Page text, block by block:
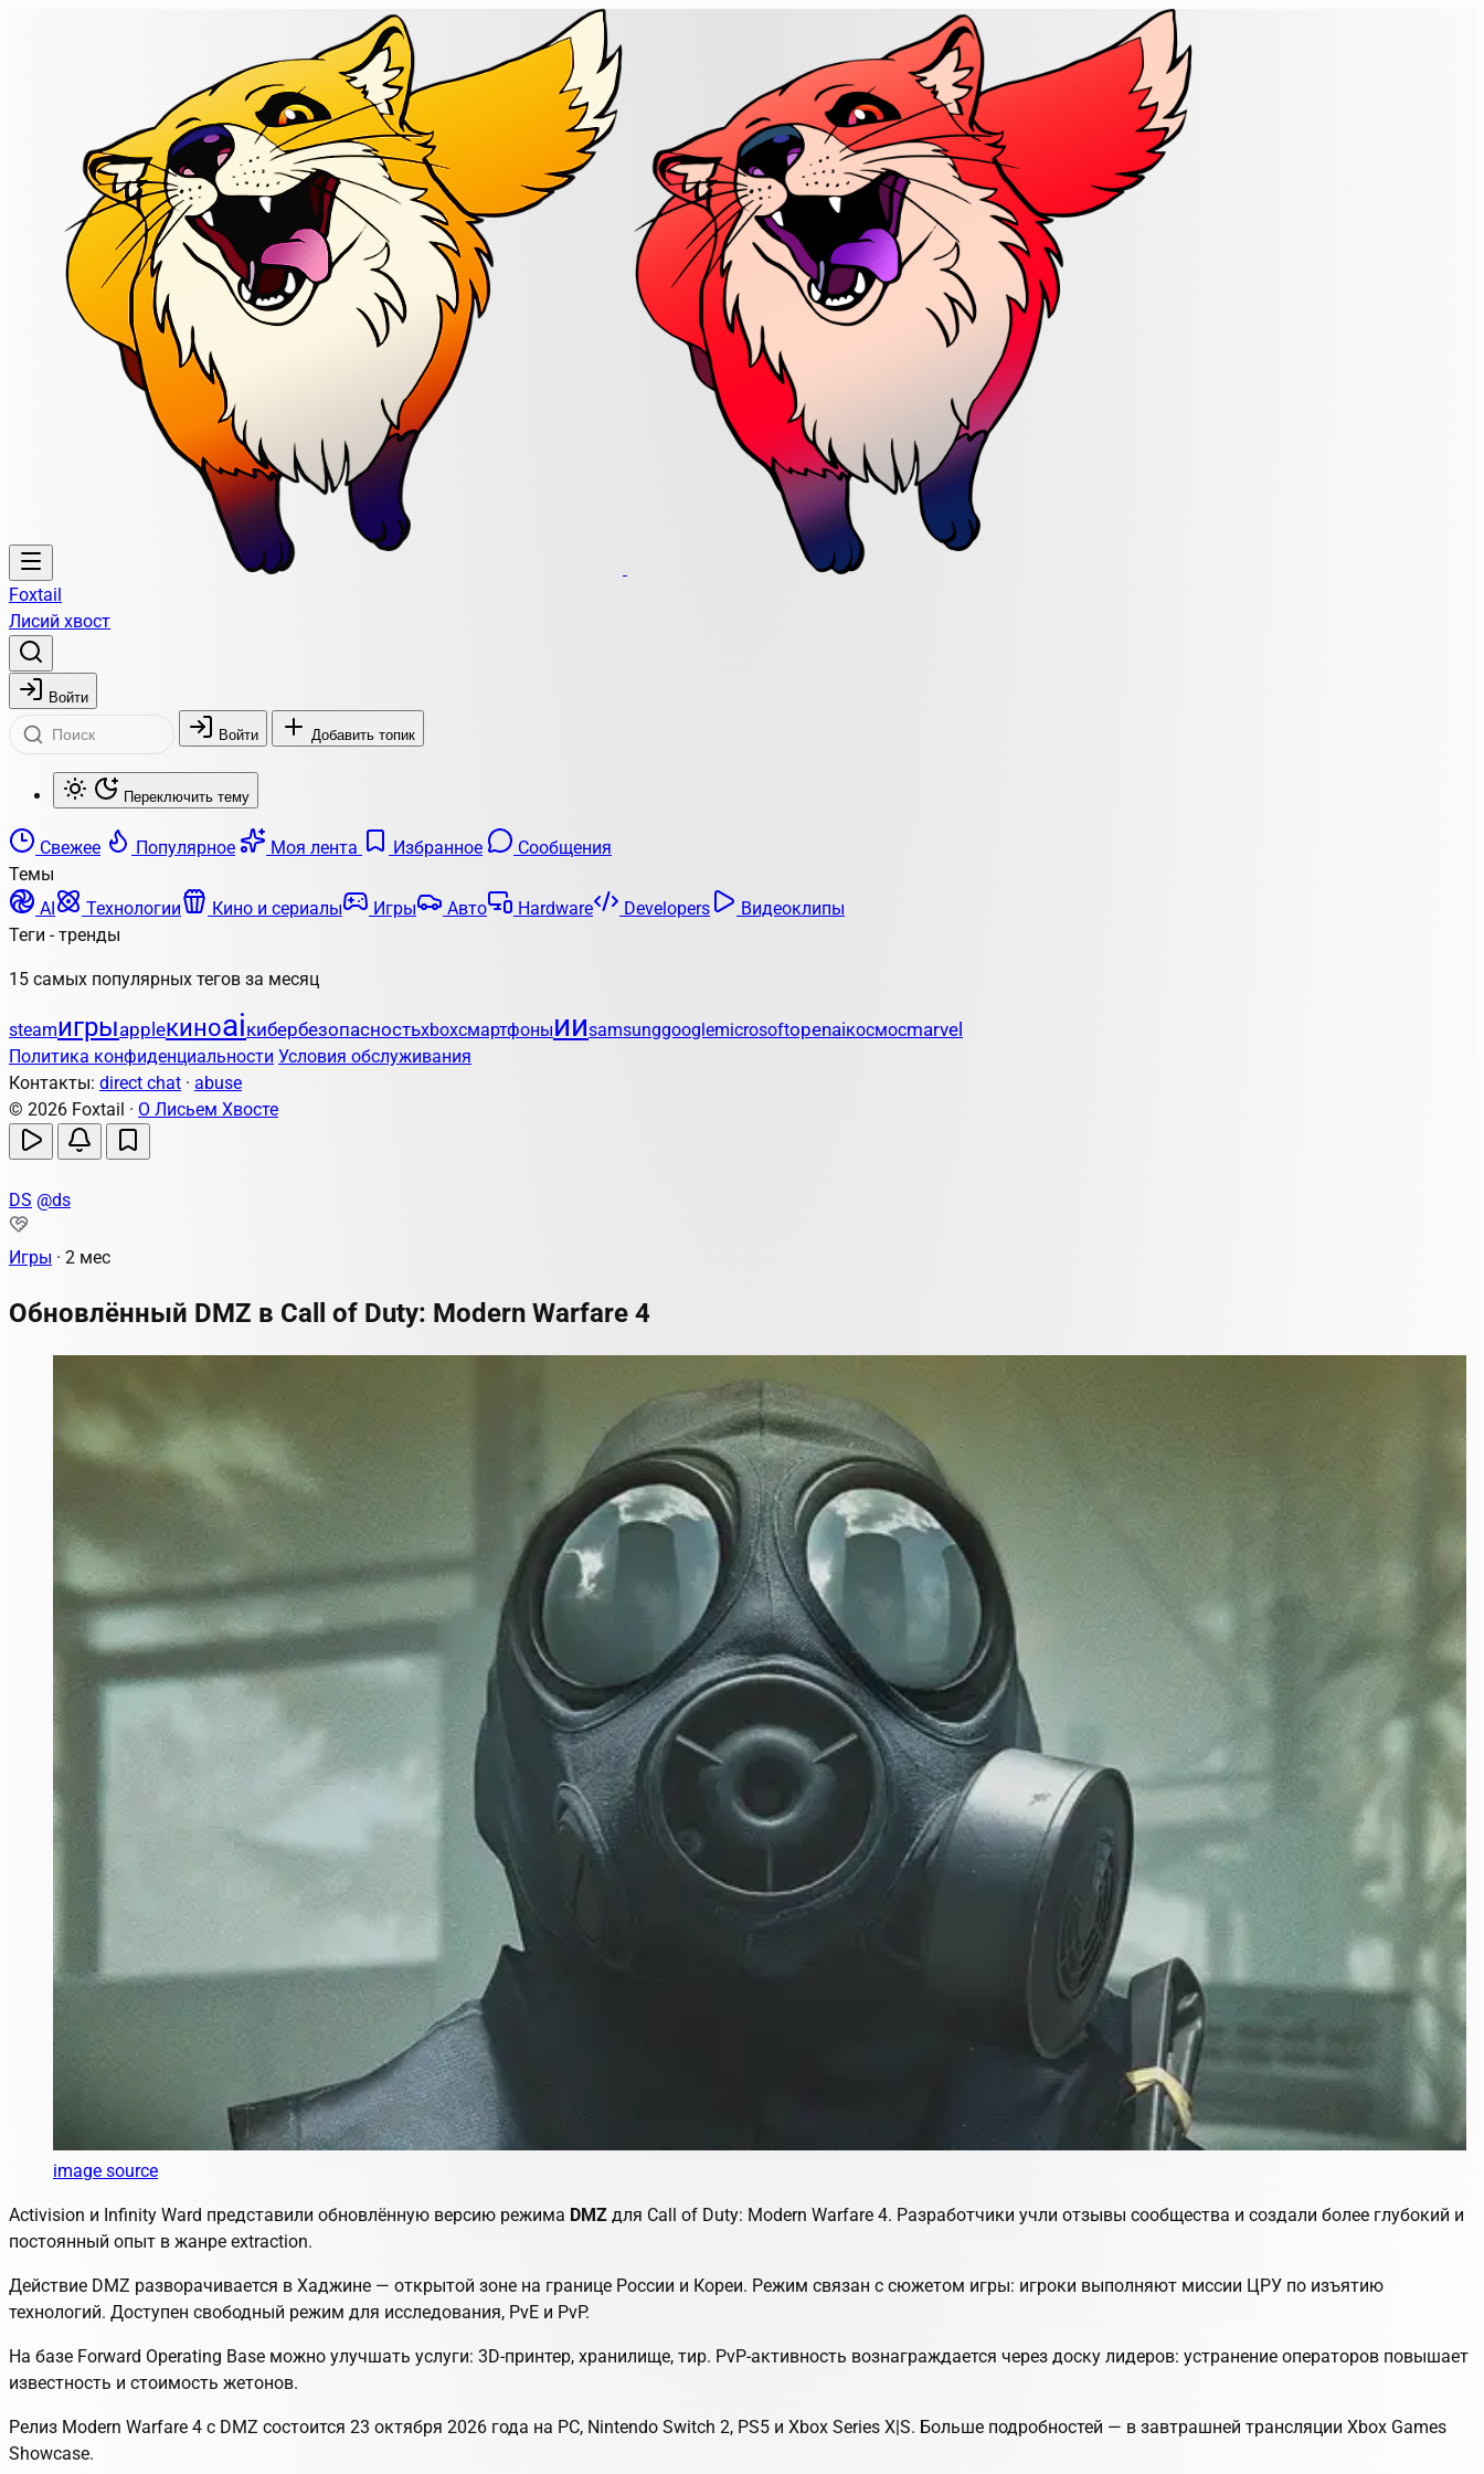
Foxtail
Лисий хвост
Войти
Войти Добавить топик
Переключить тему
Свежее Популярное Моя лента Избранное
Сообщения
Темы
AI
Технологии Кино и сериалы Игры Авто Hardware Developers
Видеоклипы
Теги - тренды
15 самых популярных тегов за месяц
steamигрыappleкиноaiкибербезопасностьxboxсмартфоныииsamsunggooglemicrosoftopenaiкосмосmarvel
Политика конфиденциальности Условия обслуживания
Контакты: direct chat · abuse
© 2026 Foxtail · О Лисьем Хвосте
DS @ds
Игры · 2 мес
Обновлённый DMZ в Call of Duty: Modern Warfare 4
image source
Activision и Infinity Ward представили обновлённую версию режима DMZ для Call of Duty: Modern Warfare 4. Разработчики учли отзывы сообщества и создали более глубокий и
постоянный опыт в жанре extraction.
Действие DMZ разворачивается в Хаджине — открытой зоне на границе России и Кореи. Режим связан с сюжетом игры: игроки выполняют миссии ЦРУ по изъятию
технологий. Доступен свободный режим для исследования, PvE и PvP.
На базе Forward Operating Base можно улучшать услуги: 3D-принтер, хранилище, тир. PvP-активность вознаграждается через доску лидеров: устранение операторов повышает
известность и стоимость жетонов.
Релиз Modern Warfare 4 с DMZ состоится 23 октября 2026 года на PC, Nintendo Switch 2, PS5 и Xbox Series X|S. Больше подробностей — в завтрашней трансляции Xbox Games
Showcase.